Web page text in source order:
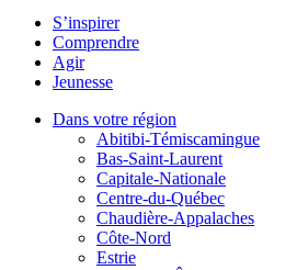
S’inspirer
Comprendre
Agir
Jeunesse
Dans votre région
Abitibi-Témiscamingue
Bas-Saint-Laurent
Capitale-Nationale
Centre-du-Québec
Chaudière-Appalaches
Côte-Nord
Estrie